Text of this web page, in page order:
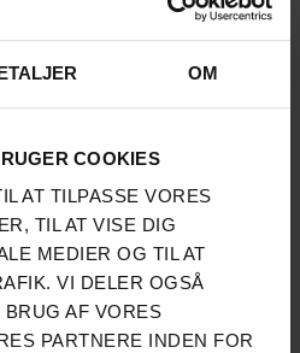
OM
COOKIES
AT TILPASSE VORES
TIL AT VISE DIG
MEDIER OG TIL AT
VI DELER OGSÅ
AF VORES
PARTNERE INDEN FOR
sikkerhedsarme er
hård træning. Samtidig
til vægtskiver og vægtstang
design og stabile
klarer Recoil Multirack
og hård brug i firmagym